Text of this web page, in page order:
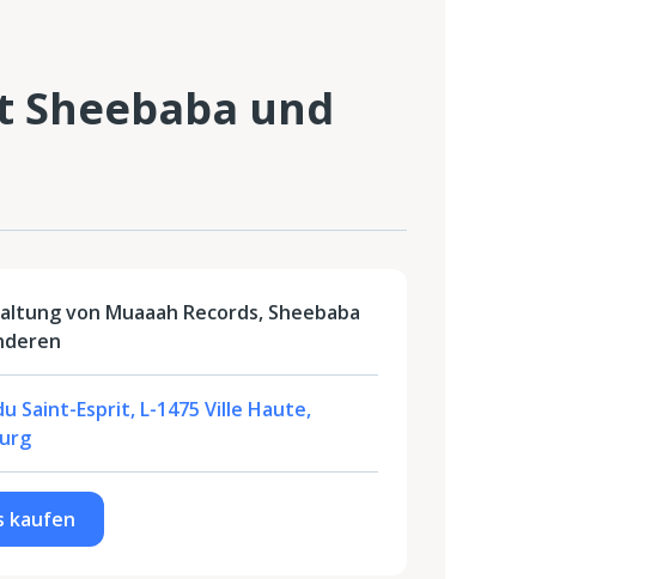
Sheebaba und
von Muaaah Records, Sheebaba
Saint-Esprit, L-1475 Ville Haute,
kaufen